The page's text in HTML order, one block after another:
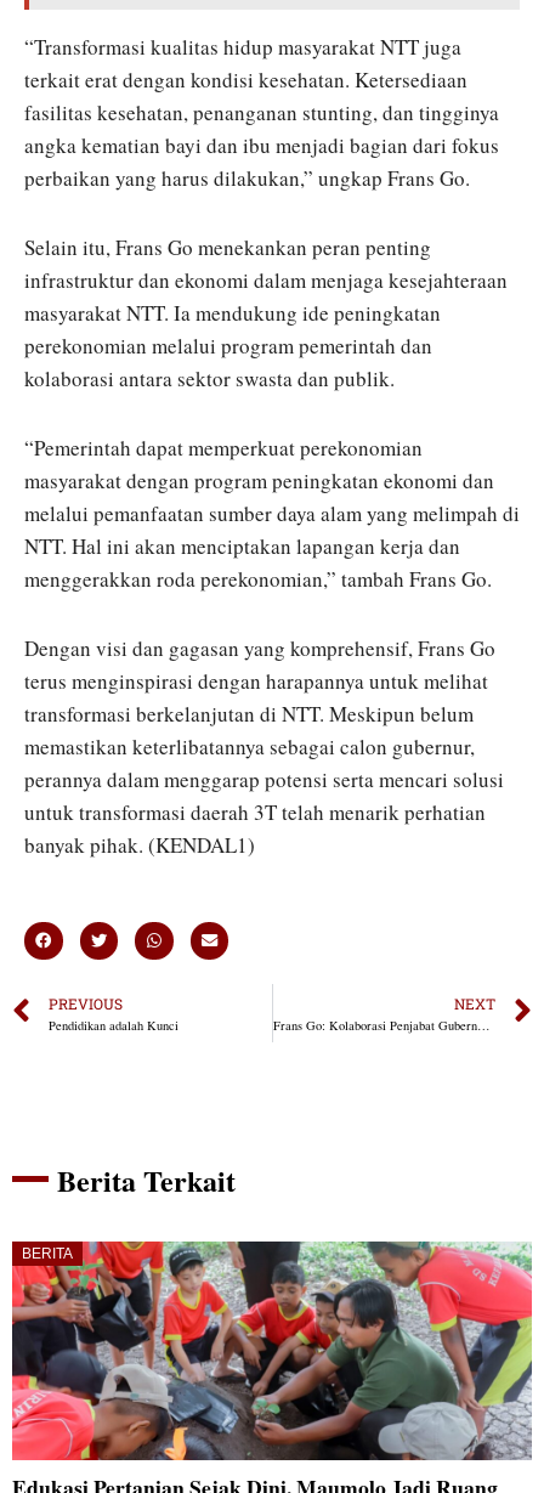
“Transformasi kualitas hidup masyarakat NTT juga
terkait erat dengan kondisi kesehatan. Ketersediaan
fasilitas kesehatan, penanganan stunting, dan tingginya
angka kematian bayi dan ibu menjadi bagian dari fokus
perbaikan yang harus dilakukan,” ungkap Frans Go.
Selain itu, Frans Go menekankan peran penting
infrastruktur dan ekonomi dalam menjaga kesejahteraan
masyarakat NTT. Ia mendukung ide peningkatan
perekonomian melalui program pemerintah dan
kolaborasi antara sektor swasta dan publik.
“Pemerintah dapat memperkuat perekonomian
masyarakat dengan program peningkatan ekonomi dan
melalui pemanfaatan sumber daya alam yang melimpah di
NTT. Hal ini akan menciptakan lapangan kerja dan
menggerakkan roda perekonomian,” tambah Frans Go.
Dengan visi dan gagasan yang komprehensif, Frans Go
terus menginspirasi dengan harapannya untuk melihat
transformasi berkelanjutan di NTT. Meskipun belum
memastikan keterlibatannya sebagai calon gubernur,
perannya dalam menggarap potensi serta mencari solusi
untuk transformasi daerah 3T telah menarik perhatian
banyak pihak. (KENDAL1)
PREVIOUS
Pendidikan adalah Kunci
NEXT
Frans Go: Kolaborasi Penjabat Gubernur NTT dengan Investor, Langkah Terarah untuk Pertumbuhan
Berita Terkait
BERITA